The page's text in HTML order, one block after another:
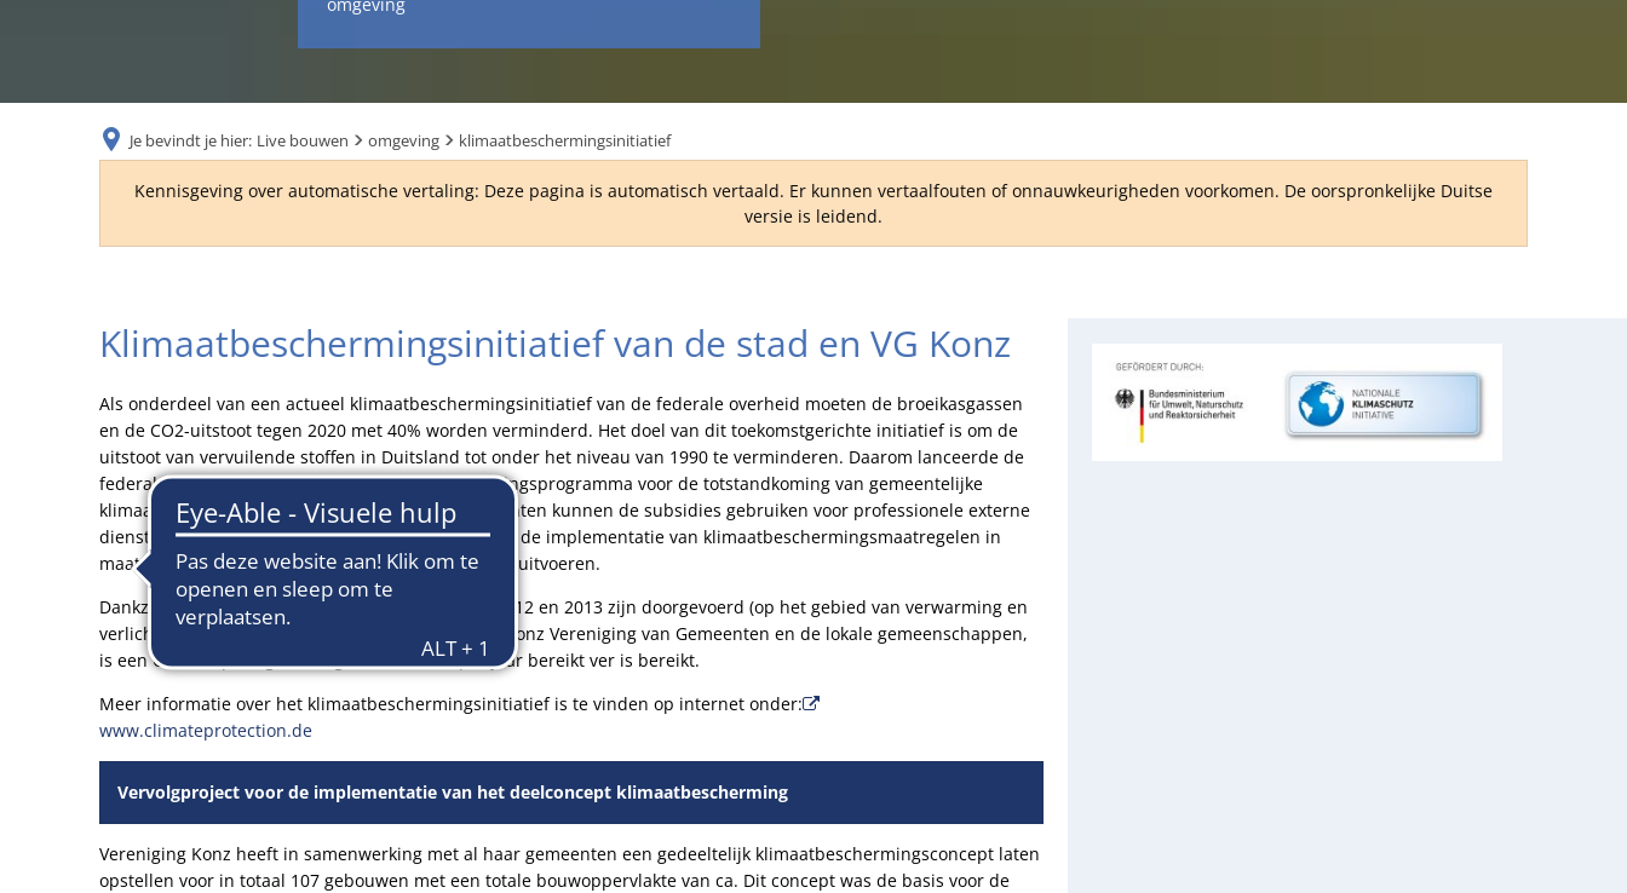
Je bevindt je hier: Live bouwen omgeving klimaatbeschermingsinitiatief
Kennisgeving over automatische vertaling: Deze pagina is automatisch vertaald. Er kunnen vertaalfouten of onnauwkeurigheden voorkomen. De oorspronkelijke Duitse
versie is leidend.
klimaatbeschermingsinitiatief
Klimaatbeschermingsinitiatief van de stad en VG Konz
Als onderdeel van een actueel klimaatbeschermingsinitiatief van de federale overheid moeten de broeikasgassen
en de CO2-uitstoot tegen 2020 met 40% worden verminderd. Het doel van dit toekomstgerichte initiatief is om de
uitstoot van vervuilende stoffen in Duitsland tot onder het niveau van 1990 te verminderen. Daarom lanceerde de
federale overheid vanaf medio 2008 een financieringsprogramma voor de totstandkoming van gemeentelijke
klimaatbeschermingsconcepten. Steden en gemeenten kunnen de subsidies gebruiken voor professionele externe
dienstverleners die de begeleidende adviezen over de implementatie van klimaatbeschermingsmaatregelen in
maatschappelijke en publieke instellingen effectief uitvoeren.
Dankzij de energie-efficiënte maatregelen die in 2012 en 2013 zijn doorgevoerd (op het gebied van verwarming en
verlichting) in de gebouwen van de stad Konz, de Konz Vereniging van Gemeenten en de lokale gemeenschappen,
is een CO2-besparing van ongeveer 210 ton per jaar bereikt ver is bereikt.
Meer informatie over het klimaatbeschermingsinitiatief is te vinden op internet onder:
www.climateprotection.de
Vervolgproject voor de implementatie van het deelconcept klimaatbescherming
Vereniging Konz heeft in samenwerking met al haar gemeenten een gedeeltelijk klimaatbeschermingsconcept laten
opstellen voor in totaal 107 gebouwen met een totale bouwoppervlakte van ca. Dit concept was de basis voor de